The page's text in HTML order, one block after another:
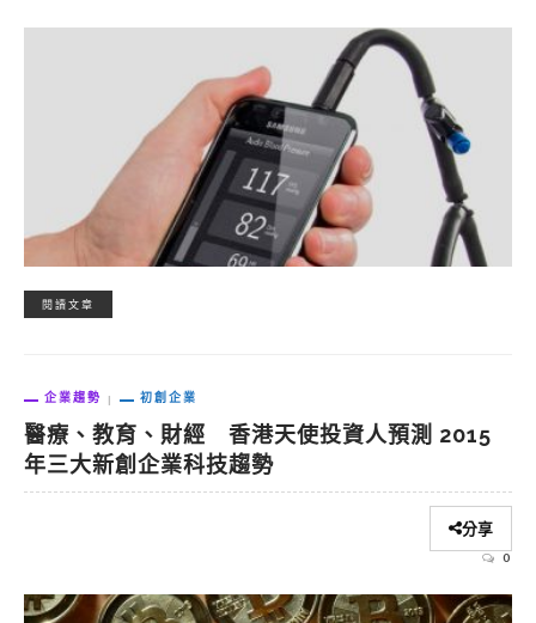
閱讀文章
企業趨勢 初創企業
醫療、教育、財經 香港天使投資人預測 2015
年三大新創企業科技趨勢
分享
0